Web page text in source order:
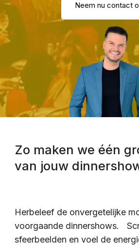
Neem nu contact
Zo maken we één
van jouw
Herbeleef de onvergetelijke
voorgaande dinnershows.
sfeerbeelden en voel de